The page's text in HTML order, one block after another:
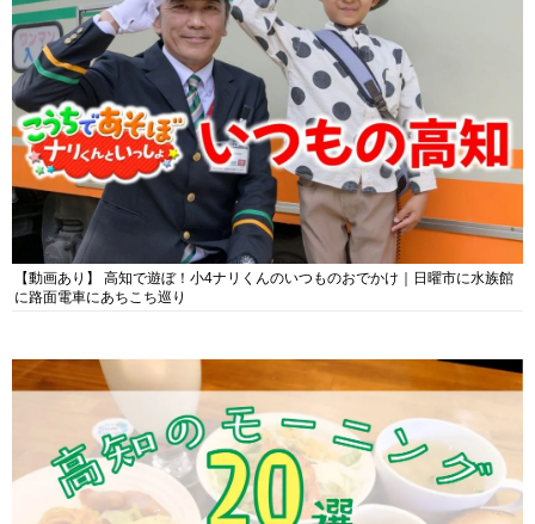
【動画あり】 高知で遊ぼ！小4ナリくんのいつものおでかけ｜日曜市に水族館
に路面電車にあちこち巡り